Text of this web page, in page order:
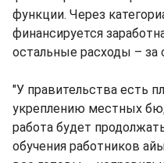
функции. Через
финансируется
остальные расходы –
"У правительства есть
укреплению местных
работа будет
обучения работников